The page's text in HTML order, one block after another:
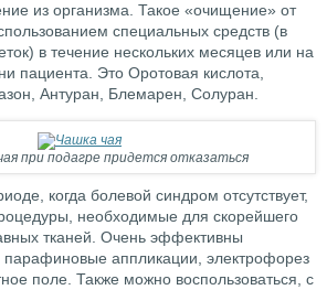
из организма. Такое «очищение» от
специальных средств (в
в течение нескольких месяцев или на
пациента. Это Оротовая кислота,
Антуран, Блемарен, Солуран.
при подагре придется отказаться
когда болевой синдром отсутствует,
необходимые для скорейшего
тканей. Очень эффективны
аппликации, электрофорез
поле. Также можно воспользоваться, с